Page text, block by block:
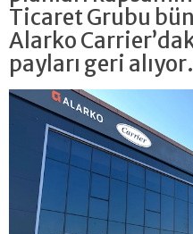
Ticaret Grubu
Alarko
payları geri alıyor.